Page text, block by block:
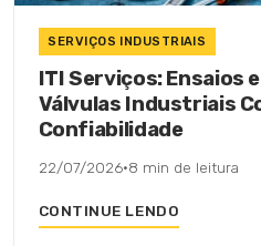
SERVIÇOS INDUSTRIAIS
ITI Serviços: Ensaios
Válvulas Industriais
Confiabilidade
22/07/2026·8 min de leitura
CONTINUE LENDO